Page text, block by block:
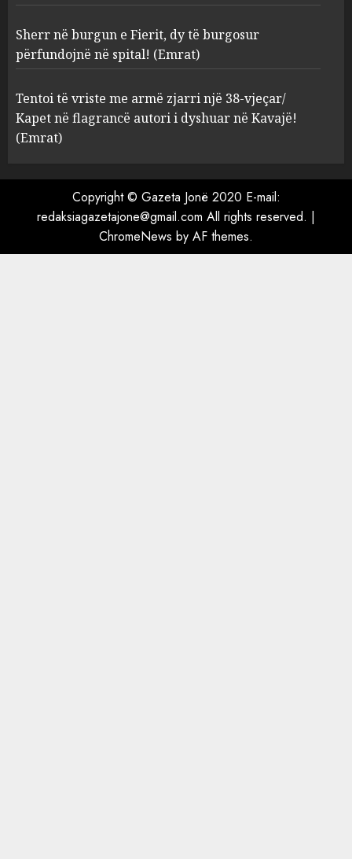
burgosur përfundojnë në
spital! (Emrat)
AUGUST 8, 2026
AUGUST 8, 2026
Sherr në burgun e Fierit, dy të burgosur
përfundojnë në spital! (Emrat)
Tentoi të vriste me armë zjarri një 38-vjeçar/
Kapet në flagrancë autori i dyshuar në Kavajë!
(Emrat)
Copyright © Gazeta Jonë 2020 E-mail:
redaksiagazetajone@gmail.com All rights reserved. |
ChromeNews by AF themes.